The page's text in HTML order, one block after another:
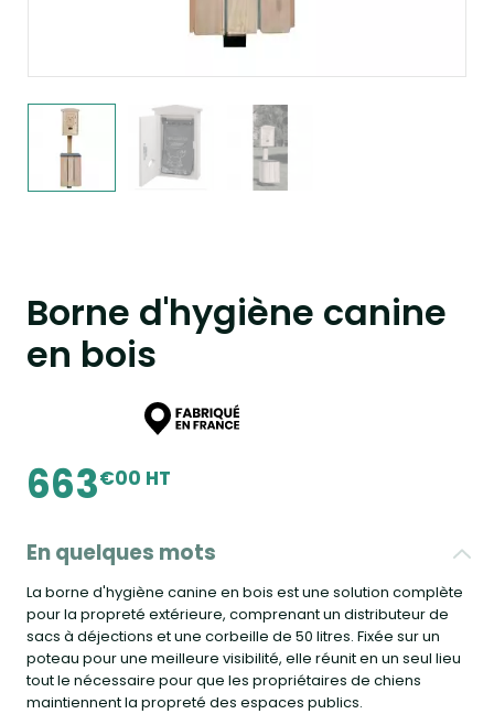
Borne d'hygiène canine
en bois
663€00 HT
En quelques mots
La borne d'hygiène canine en bois est une solution complète
pour la propreté extérieure, comprenant un distributeur de
sacs à déjections et une corbeille de 50 litres. Fixée sur un
poteau pour une meilleure visibilité, elle réunit en un seul lieu
tout le nécessaire pour que les propriétaires de chiens
maintiennent la propreté des espaces publics.